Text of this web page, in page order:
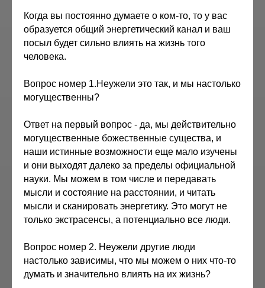
Когда вы постоянно думаете о ком-то, то у вас
образуется общий энергетический канал и ваш
посыл будет сильно влиять на жизнь того
человека.
Вопрос номер 1.Неужели это так, и мы настолько
могущественны?
Ответ на первый вопрос - да, мы действительно
могущественные божественные существа, и
наши истинные возможности еще мало изучены
и они выходят далеко за пределы официальной
науки. Мы можем в том числе и передавать
мысли и состояние на расстоянии, и читать
мысли и сканировать энергетику. Это могут не
только экстрасенсы, а потенциально все люди.
Вопрос номер 2. Неужели другие люди
настолько зависимы, что мы можем о них что-то
думать и значительно влиять на их жизнь?